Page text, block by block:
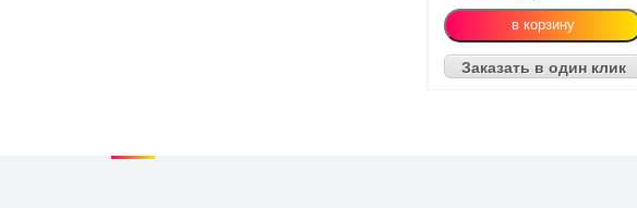
Заказать в один клик